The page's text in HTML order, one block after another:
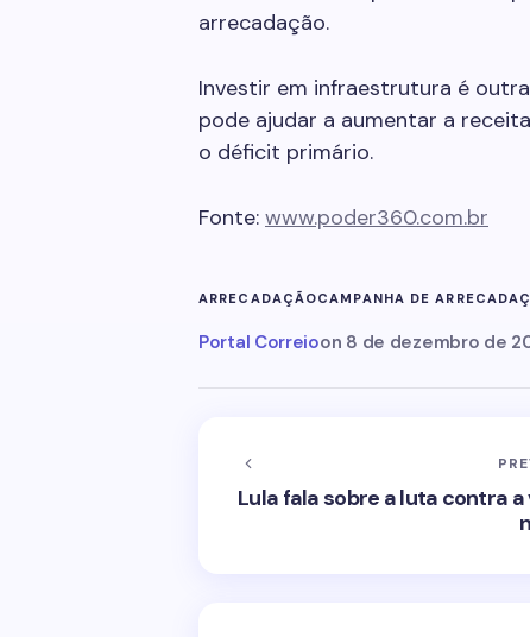
arrecadação.
Investir em infraestrutura é
pode ajudar a aumentar a
o déficit primário.
Fonte: www.poder360.com.br
ARRECADAÇÃOCAMPANHA DE
Portal Correioon 8 de dezembro de
Lula fala sobre a luta contra